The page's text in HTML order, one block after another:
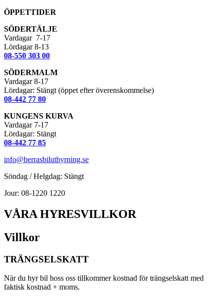
ÖPPETTIDER
SÖDERTÄLJE
Vardagar 7-17
Lördagar 8-13
08-550 303 00
SÖDERMALM
Vardagar 8-17
Lördagar: Stängt (öppet efter överenskommelse)
08-442 77 80
KUNGENS KURVA
Vardagar 7-17
Lördagar: Stängt
08-442 77 85
info@berrasbiluthyrning.se
Söndag / Helgdag: Stängt
Jour: 08-1220 1220
VÅRA HYRESVILLKOR
Villkor
TRÄNGSELSKATT
När du hyr bil hoss oss tillkommer kostnad för trängselskatt med
faktisk kostnad + moms.